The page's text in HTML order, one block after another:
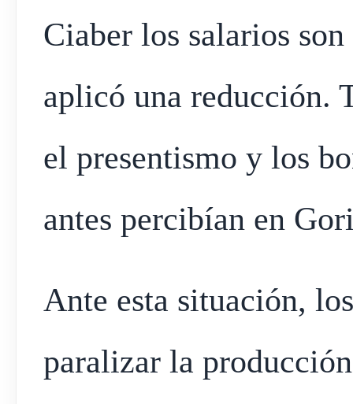
Ciaber los salarios
aplicó una reducción.
el presentismo y los
antes percibían en
Ante esta situación,
paralizar la